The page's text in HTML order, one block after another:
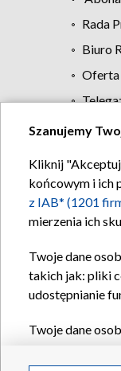
Rada
Biuro
Oferta
Szanujemy
Kliknij
końcowym i ich
z IAB* (1201
mierzenia ich
Twoje dane
takich jak: pliki
udostępnianie
Twoje dane
Partnerów TVP